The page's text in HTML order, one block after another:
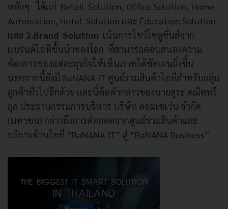
หลักๆ ได้แก่ Retail Solution, Office Solution, Home
Automation, Hotel Solution และ Education Solution
และ 2.Brand Solution เน้นการโชว์โซลูชั่นส์จาก
แบรนด์ไอทีชั้นนำของโลก ที่สามารถตอบสนองความ
ต้องการของแต่ละธุรกิจให้เห็นภาพได้ชัดเจนยิ่งขึ้น
นอกจากนี้ยังมี BaNANA IT ศูนย์รวมสินค้าไอทีสำหรับกลุ่ม
ลูกค้าทั่วไปอีกด้วย และนี่คือคำกล่าวของนายสุระ คณิตทวี
กุล ประธานกรรมการบริหาร บริษัท คอมเซเว่น จำกัด
(มหาชน) กล่าวถึงการต่อยอดจากศูนย์รวมสินค้าและ
บริการด้านไอที “BaNANA IT” สู่ “BaNANA Business”